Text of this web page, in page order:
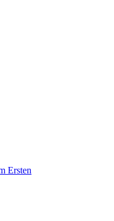
Ersten